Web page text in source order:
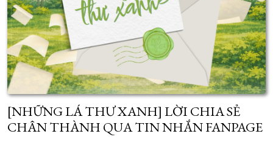
[NHỮNG LÁ THƯ XANH] LỜI CHIA SẺ
CHÂN THÀNH QUA TIN NHẮN FANPAGE